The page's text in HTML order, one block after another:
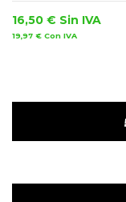
16,50 € Sin IVA
19,97 € Con IVA